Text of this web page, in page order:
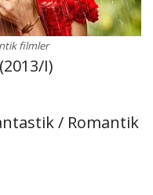
filmler
I)
/ Romantik